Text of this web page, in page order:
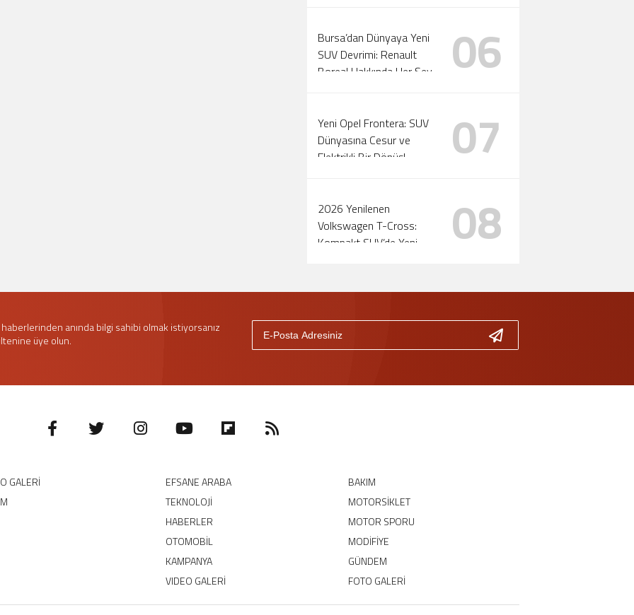
Bursa’dan Dünyaya Yeni
SUV Devrimi: Renault
Boreal Hakkında Her Şey
06
Yeni Opel Frontera: SUV
Dünyasına Cesur ve
Elektrikli Bir Dönüş!
07
2026 Yenilenen
Volkswagen T-Cross:
Kompakt SUV’de Yeni
08
anında bilgi sahibi olmak istiyorsanız
üye olun.
GALERİ
EFSANE ARABA
BAKIM
TEKNOLOJİ
MOTORSİKLET
HABERLER
MOTOR SPORU
OTOMOBİL
MODİFİYE
KAMPANYA
GÜNDEM
VIDEO GALERİ
FOTO GALERİ